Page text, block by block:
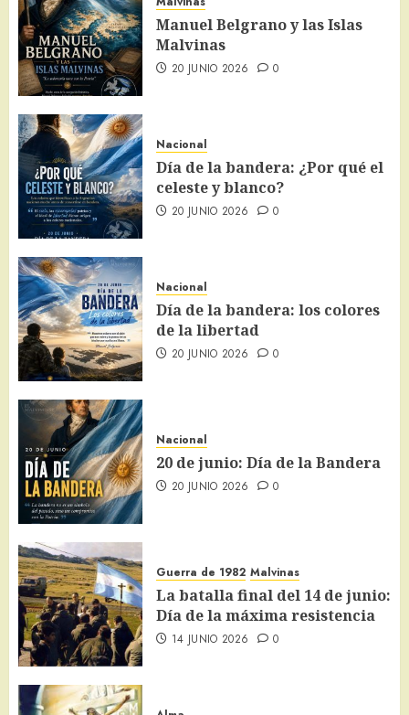
Manuel Belgrano y las Islas
Malvinas
20 JUNIO 2026 0
Nacional
Día de la bandera: ¿Por qué el
celeste y blanco?
20 JUNIO 2026 0
Nacional
Día de la bandera: los colores
de la libertad
20 JUNIO 2026 0
Nacional
20 de junio: Día de la Bandera
20 JUNIO 2026 0
Guerra de 1982 Malvinas
La batalla final del 14 de junio:
Día de la máxima resistencia
14 JUNIO 2026 0